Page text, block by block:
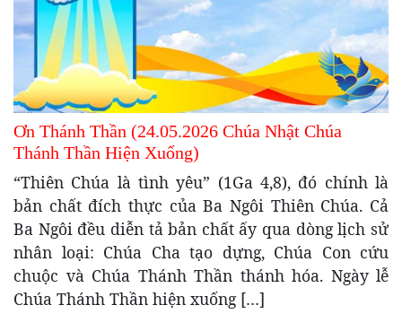
Ơn Thánh Thần (24.05.2026 Chúa Nhật Chúa
Thánh Thần Hiện Xuống)
“Thiên Chúa là tình yêu” (1Ga 4,8), đó chính là
bản chất đích thực của Ba Ngôi Thiên Chúa. Cả
Ba Ngôi đều diễn tả bản chất ấy qua dòng lịch sử
nhân loại: Chúa Cha tạo dựng, Chúa Con cứu
chuộc và Chúa Thánh Thần thánh hóa. Ngày lễ
Chúa Thánh Thần hiện xuống […]